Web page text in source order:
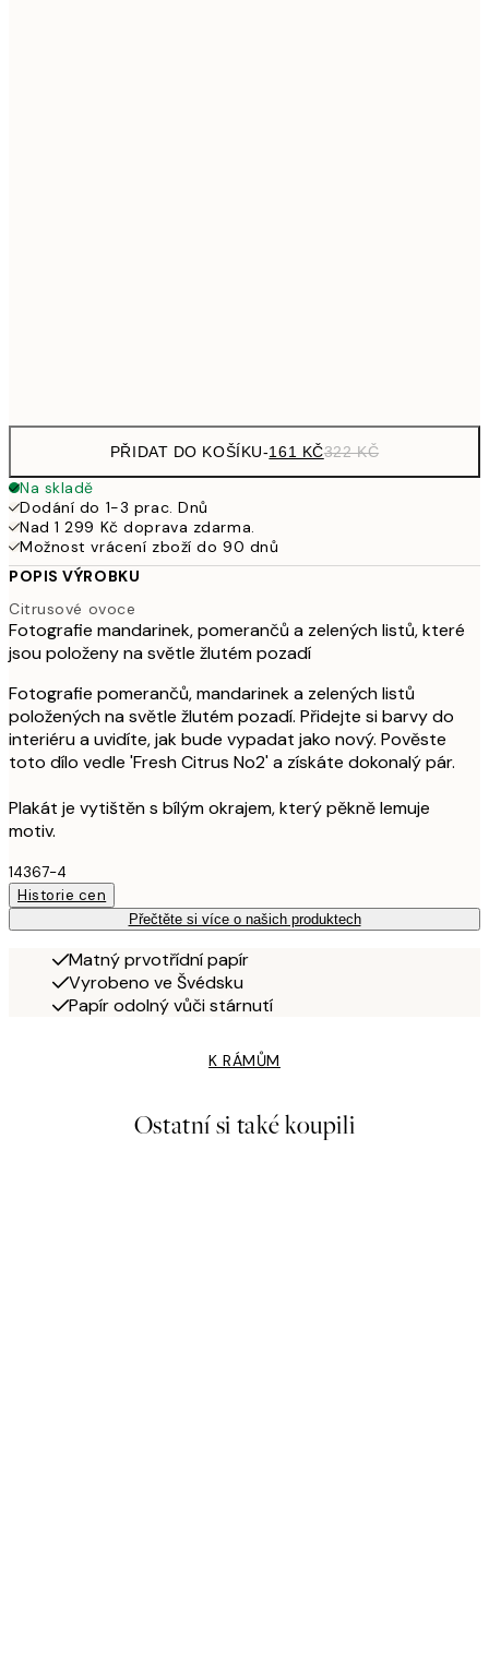
PŘIDAT DO KOŠÍKU-161 KČ322 KČ
Na skladě
Dodání do 1-3 prac. Dnů
Nad 1 299 Kč doprava zdarma.
Možnost vrácení zboží do 90 dnů
POPIS VÝROBKU
Citrusové ovoce
Fotografie mandarinek, pomerančů a zelených listů, které
jsou položeny na světle žlutém pozadí
Fotografie pomerančů, mandarinek a zelených listů
položených na světle žlutém pozadí. Přidejte si barvy do
interiéru a uvidíte, jak bude vypadat jako nový. Pověste
toto dílo vedle 'Fresh Citrus No2' a získáte dokonalý pár.
Plakát je vytištěn s bílým okrajem, který pěkně lemuje
motiv.
14367-4
Historie cen
Přečtěte si více o našich produktech
Matný prvotřídní papír
Vyrobeno ve Švédsku
Papír odolný vůči stárnutí
K RÁMŮM
Ostatní si také koupili